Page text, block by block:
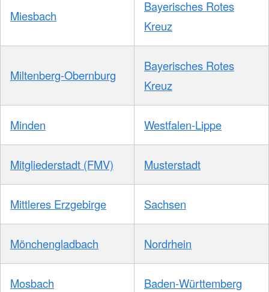
Miesbach
Bayerisches Rotes
Kreuz
Miltenberg-Obernburg
Bayerisches Rotes
Kreuz
Minden Westfalen-Lippe
Mitgliederstadt (FMV) Musterstadt
Mittleres Erzgebirge Sachsen
Mönchengladbach Nordrhein
Mosbach Baden-Württemberg